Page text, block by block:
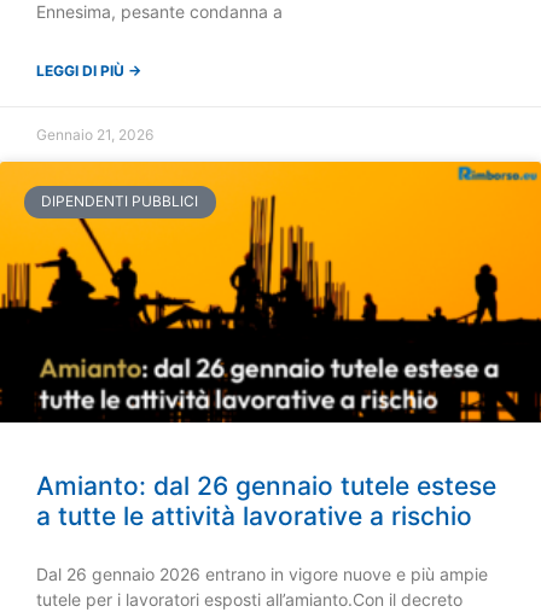
Ennesima, pesante condanna a
LEGGI DI PIÙ →
Gennaio 21, 2026
DIPENDENTI PUBBLICI
Amianto: dal 26 gennaio tutele estese
a tutte le attività lavorative a rischio
Dal 26 gennaio 2026 entrano in vigore nuove e più ampie
tutele per i lavoratori esposti all’amianto.Con il decreto